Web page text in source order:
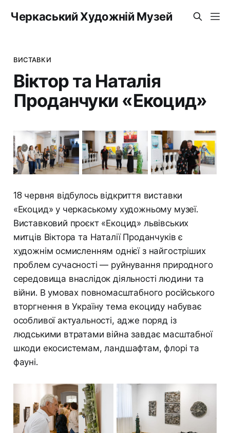
Черкаський Художній Музей
ВИСТАВКИ
Віктор та Наталія
Проданчуки «Екоцид»
18 червня відбулось відкриття виставки
«Екоцид» у черкаському художньому музеї.
Виставковий проєкт «Екоцид» львівських
митців Віктора та Наталії Проданчуків є
художнім осмисленням однієї з найгостріших
проблем сучасності — руйнування природного
середовища внаслідок діяльності людини та
війни. В умовах повномасштабного російського
вторгнення в Україну тема екоциду набуває
особливої актуальності, адже поряд із
людськими втратами війна завдає масштабної
шкоди екосистемам, ландшафтам, флорі та
фауні.